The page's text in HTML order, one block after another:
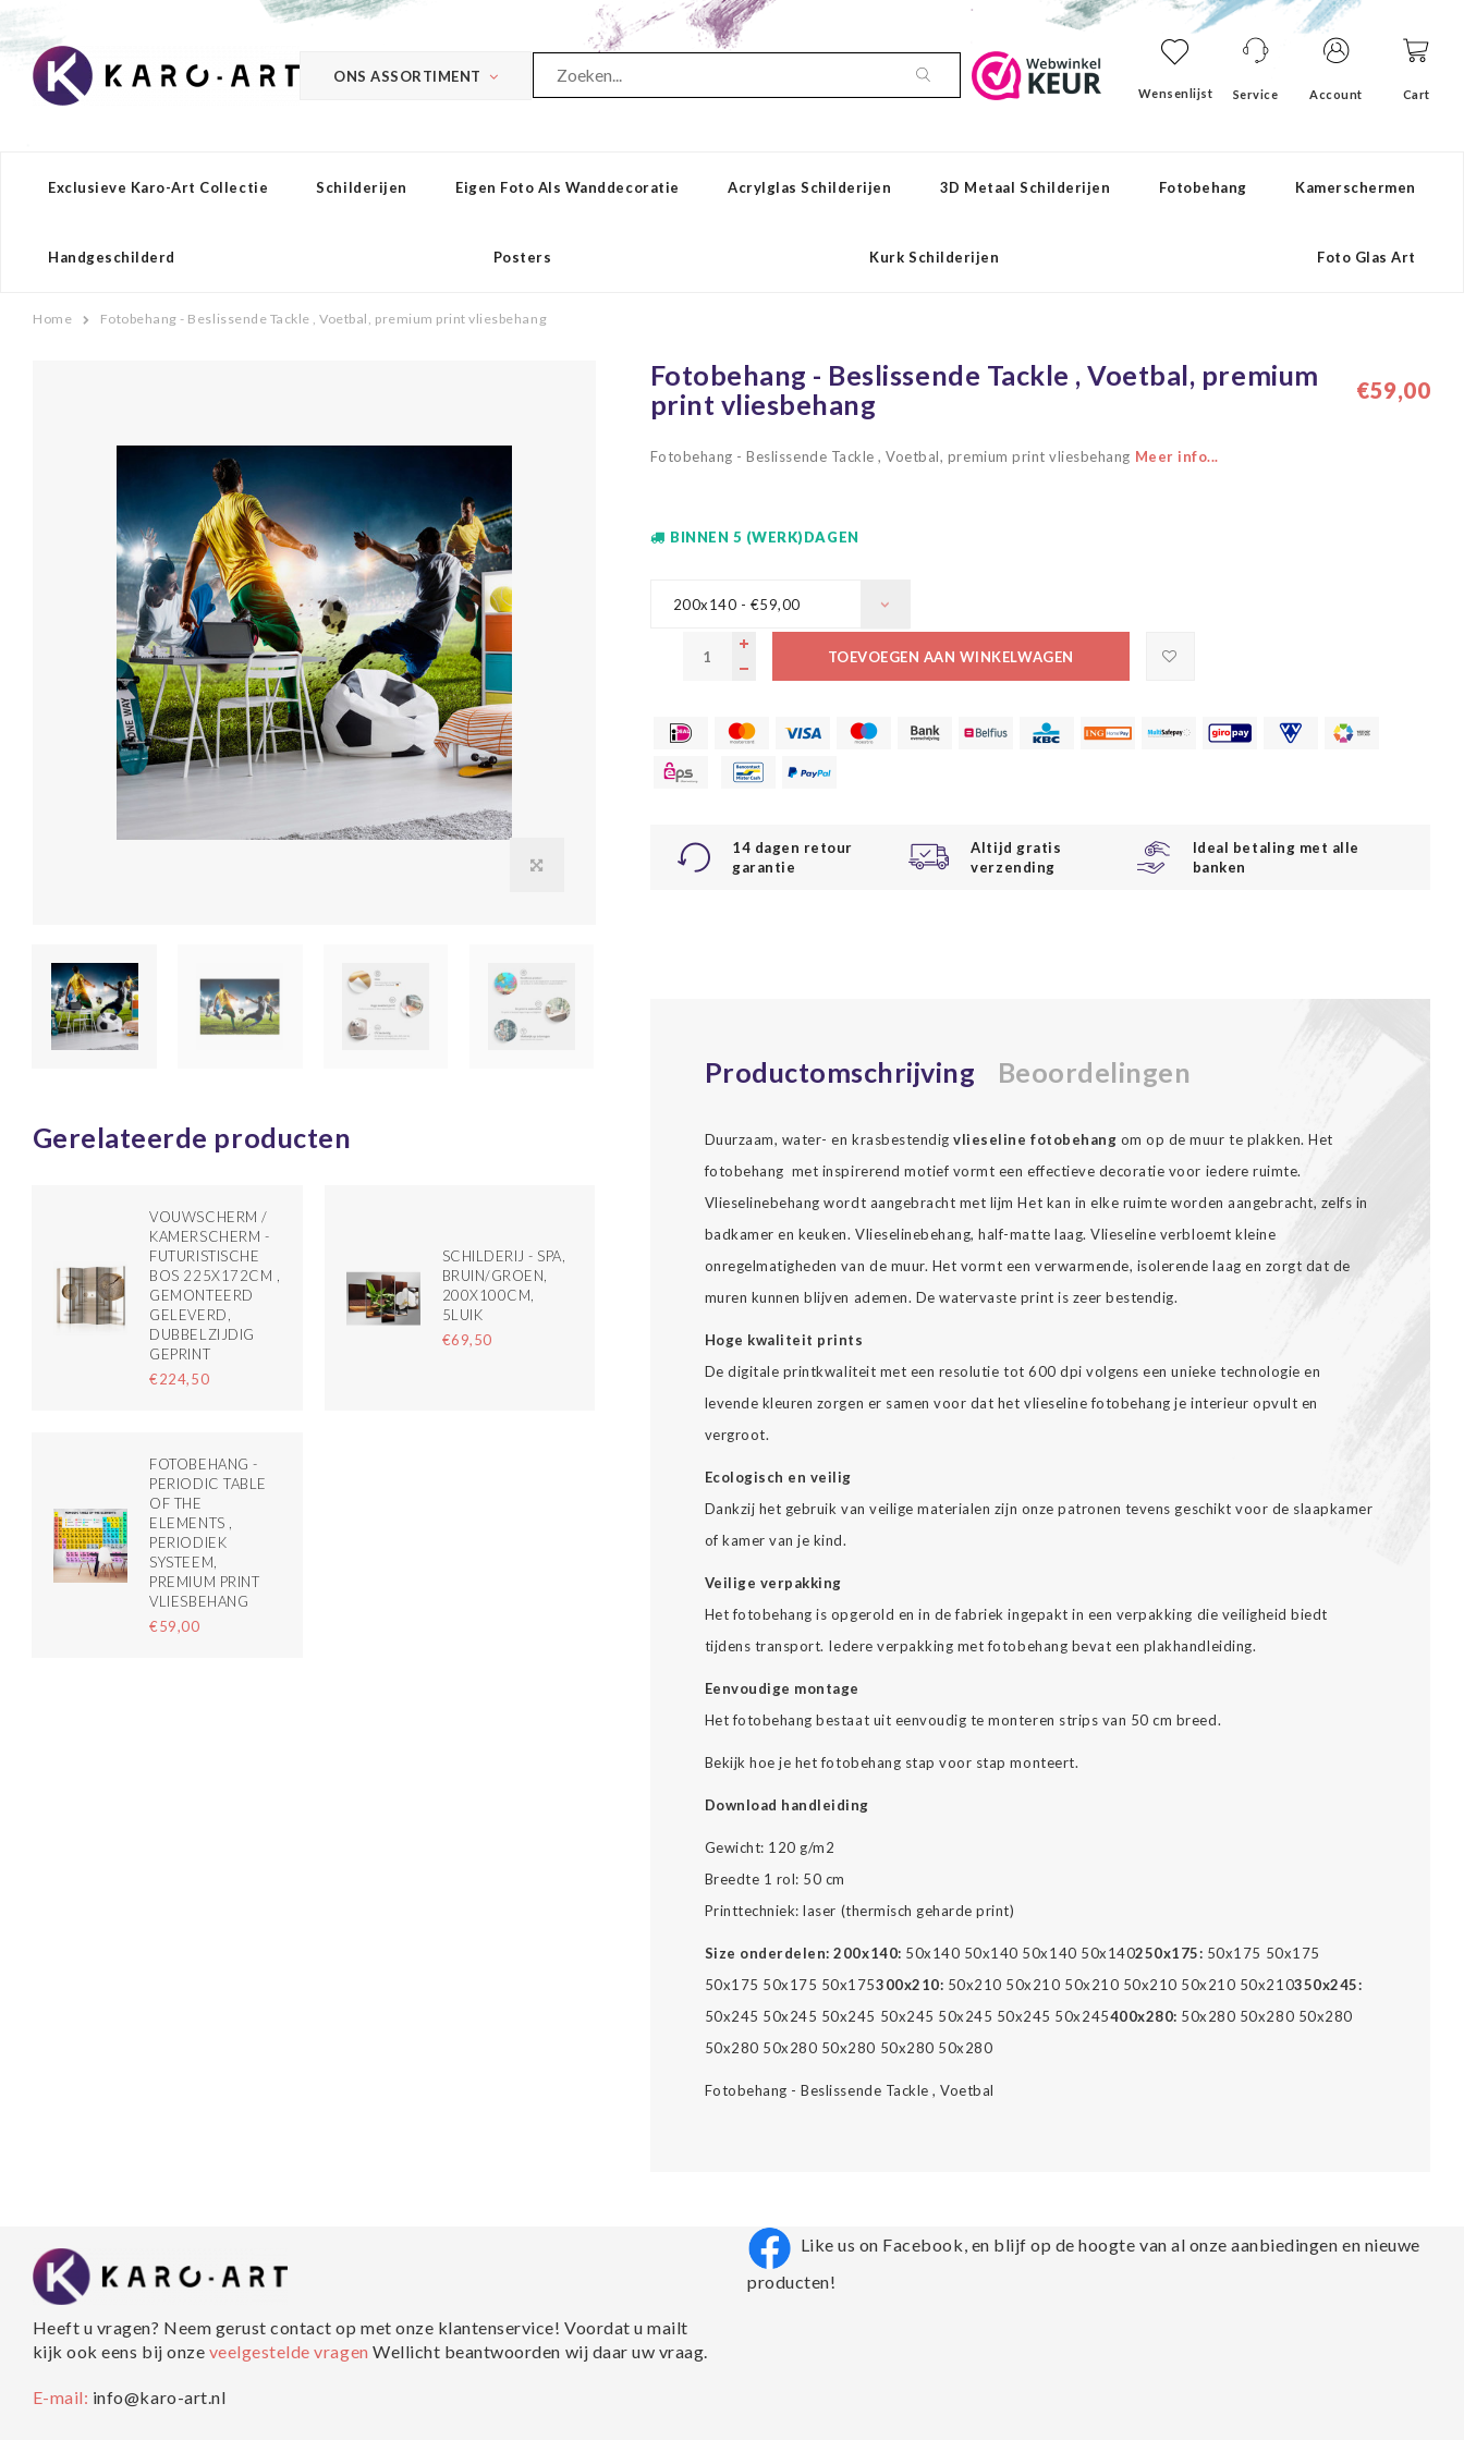
ONS ASSORTIMENT
Wensenlijst Service Account Cart
Exclusieve Karo-Art Collectie Schilderijen Eigen Foto Als Wanddecoratie Acrylglas Schilderijen 3D Metaal Schilderijen Fotobehang Kamerschermen
Handgeschilderd Posters Kurk Schilderijen Foto Glas Art
Home Fotobehang - Beslissende Tackle , Voetbal, premium print vliesbehang
Gerelateerde producten
VOUWSCHERM /
KAMERSCHERM -
FUTURISTISCHE
BOS 225X172CM ,
GEMONTEERD
GELEVERD,
DUBBELZIJDIG
GEPRINT
€224,50
SCHILDERIJ - SPA,
BRUIN/GROEN,
200X100CM,
5LUIK
€69,50
FOTOBEHANG -
PERIODIC TABLE
OF THE
ELEMENTS ,
PERIODIEK
SYSTEEM,
PREMIUM PRINT
VLIESBEHANG
€59,00
Fotobehang - Beslissende Tackle , Voetbal, premium
print vliesbehang
€59,00
Fotobehang - Beslissende Tackle , Voetbal, premium print vliesbehang Meer info...
BINNEN 5 (WERK)DAGEN
200x140 - €59,00
TOEVOEGEN AAN WINKELWAGEN
14 dagen retour
garantie
Altijd gratis
verzending
Ideal betaling met alle
banken
Productomschrijving Beoordelingen
Duurzaam, water- en krasbestendigvlieseline fotobehang om op de muur te plakken. Het
fotobehang met inspirerend motief vormt een effectieve decoratie voor iedere ruimte.
Vlieselinebehang wordt aangebracht met lijm Het kan in elke ruimte worden aangebracht, zelfs in
badkamer en keuken. Vlieselinebehang, half-matte laag. Vlieseline verbloemt kleine
onregelmatigheden van de muur. Het vormt een verwarmende, isolerende laag en zorgt dat de
muren kunnen blijven ademen. De watervaste print is zeer bestendig.
Hoge kwaliteit prints
De digitale printkwaliteit met een resolutie tot 600 dpi volgens een unieke technologie en
levende kleuren zorgen er samen voor dat het vlieseline fotobehang je interieur opvult en
vergroot.
Ecologisch en veilig
Dankzij het gebruik van veilige materialen zijn onze patronen tevens geschikt voor de slaapkamer
of kamer van je kind.
Veilige verpakking
Het fotobehang is opgerold en in de fabriek ingepakt in een verpakking die veiligheid biedt
tijdens transport. Iedere verpakking met fotobehang bevat een plakhandleiding.
Eenvoudige montage
Het fotobehang bestaat uit eenvoudig te monteren strips van 50 cm breed.
Bekijk hoe je het fotobehang stap voor stap monteert.
Download handleiding
Gewicht: 120 g/m2
Breedte 1 rol: 50 cm
Printtechniek: laser (thermisch geharde print)
Size onderdelen:200x140: 50x140 50x140 50x140 50x140250x175: 50x175 50x175
50x175 50x175 50x175300x210: 50x210 50x210 50x210 50x210 50x210 50x210350x245:
50x245 50x245 50x245 50x245 50x245 50x245 50x245400x280: 50x280 50x280 50x280
50x280 50x280 50x280 50x280 50x280
Fotobehang - Beslissende Tackle , Voetbal
Heeft u vragen? Neem gerust contact op met onze klantenservice! Voordat u mailt
kijk ook eens bij onze veelgestelde vragenWellicht beantwoorden wij daar uw vraag.
E-mail: info@karo-art.nl
Like us on Facebook, en blijf op de hoogte van al onze aanbiedingen en nieuwe
producten!